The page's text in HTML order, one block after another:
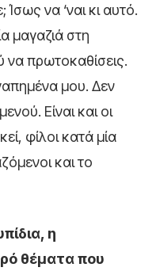
να ‘ναι κι αυτό.
μαγαζιά στη
να πρωτοκαθίσεις.
μου. Δεν
Είναι και οι
φίλοι κατά μία
και το
η
θέματα που